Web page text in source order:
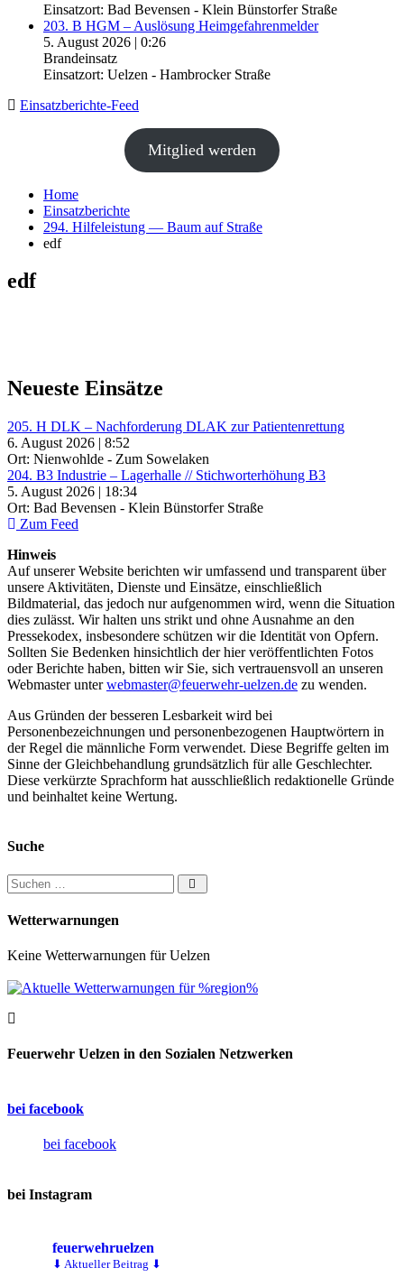
Einsatzort: Bad Bevensen - Klein Bünstorfer Straße
203. B HGM – Auslösung Heimgefahrenmelder
5. August 2026 | 0:26
Brandeinsatz
Einsatzort: Uelzen - Hambrocker Straße
Einsatzberichte-Feed
Mitglied werden
Home
Einsatzberichte
294. Hilfeleistung — Baum auf Straße
edf
edf
Neueste Einsätze
205. H DLK – Nachforderung DLAK zur Patientenrettung
6. August 2026 | 8:52
Ort: Nienwohlde - Zum Sowelaken
204. B3 Industrie – Lagerhalle // Stichworterhöhung B3
5. August 2026 | 18:34
Ort: Bad Bevensen - Klein Bünstorfer Straße
Zum Feed
Hinweis
Auf unserer Website berichten wir umfassend und transparent über
unsere Aktivitäten, Dienste und Einsätze, einschließlich
Bildmaterial, das jedoch nur aufgenommen wird, wenn die Situation
dies zulässt. Wir halten uns strikt und ohne Ausnahme an den
Pressekodex, insbesondere schützen wir die Identität von Opfern.
Sollten Sie Bedenken hinsichtlich der hier veröffentlichten Fotos
oder Berichte haben, bitten wir Sie, sich vertrauensvoll an unseren
Webmaster unterwebmaster@feuerwehr-uelzen.de zu wenden.
Aus Gründen der besseren Lesbarkeit wird bei
Personenbezeichnungen und personenbezogenen Hauptwörtern in
der Regel die männliche Form verwendet. Diese Begriffe gelten im
Sinne der Gleichbehandlung grundsätzlich für alle Geschlechter.
Diese verkürzte Sprachform hat ausschließlich redaktionelle Gründe
und beinhaltet keine Wertung.
Suche
Suchen nach:
Wetterwarnungen
Keine Wetterwarnungen für Uelzen
Feuerwehr Uelzen in den Sozialen Netzwerken
bei facebook
bei facebook
bei Instagram
feuerwehruelzen
⬇ Aktueller Beitrag ⬇